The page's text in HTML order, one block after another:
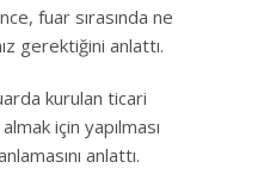
fuar sırasında ne
gerektiğini anlattı.
kurulan ticari
için yapılması
anlattı.